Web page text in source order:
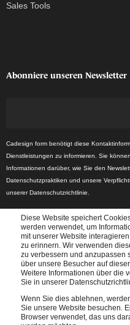
Diese Website speichert
werden verwendet, um
mit unserer Website
zu erinnern. Wir verwenden
zu verbessern und anzupassen
über unsere Besucher auf
Weitere Informationen über die
Sie in unserer
Wenn Sie dies ablehnen,
Sie unsere Website besuchen.
Browser verwendet, das uns
Sales Tools
Abonniere unseren Newsletter
Cadesign form benötigt diese
Dienstleistungen zu informieren. Sie
Informationen darüber, wie Sie den
Datenschutzpraktiken und unsere
unserer Datenschutzrichtlinie.
Erhalten Sie einmal im Monat